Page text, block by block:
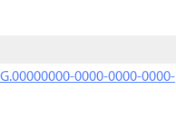
0000-0000-0000-